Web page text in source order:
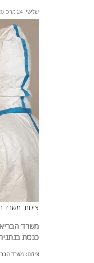
שלישי, 24 מרס 2020
צילום: משרד
משרד
כנסת
צילום: משרד